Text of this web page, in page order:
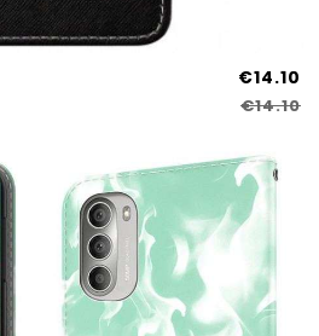
€14.10
€14.10